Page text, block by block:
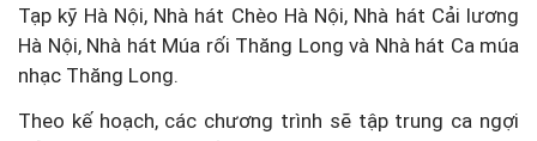
Tạp kỹ Hà Nội, Nhà hát Chèo Hà Nội, Nhà hát Cải lương
Hà Nội, Nhà hát Múa rối Thăng Long và Nhà hát Ca múa
nhạc Thăng Long.
Theo kế hoạch, các chương trình sẽ tập trung ca ngợi